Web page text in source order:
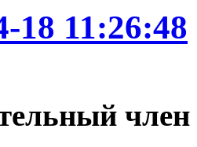
18 11:26:48
член